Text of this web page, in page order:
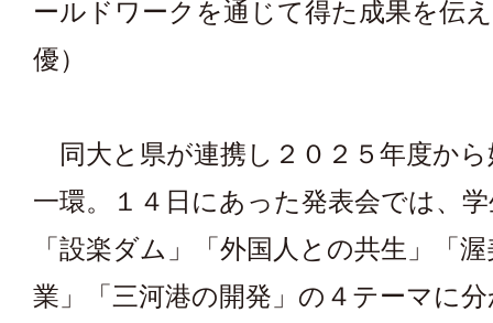
ールドワークを通じて得た成果を伝
優）
同大と県が連携し２０２５年度か
一環。１４日にあった発表会では、
「設楽ダム」「外国人との共生」「
業」「三河港の開発」の４テーマに